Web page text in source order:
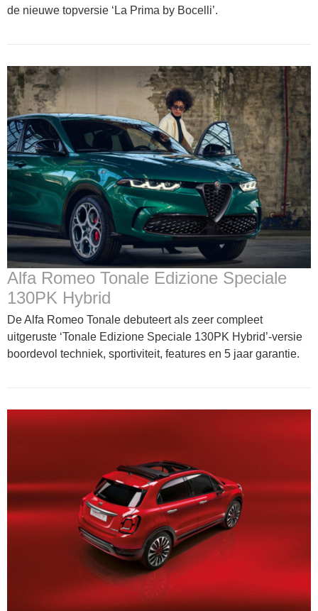
de nieuwe topversie ‘La Prima by Bocelli’.
Alfa Romeo Tonale Edizione Speciale
130PK Hybrid
De Alfa Romeo Tonale debuteert als zeer compleet
uitgeruste ‘Tonale Edizione Speciale 130PK Hybrid’-versie
boordevol techniek, sportiviteit, features en 5 jaar garantie.